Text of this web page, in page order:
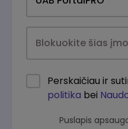
Perskaičiau ir
politika bei
Puslapis